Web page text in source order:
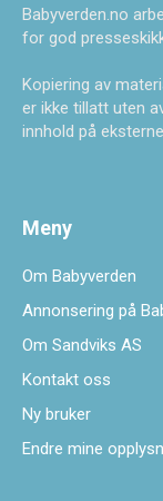
Babyverden.no
for god
Kopiering av
er ikke tillatt uten
innhold på
Meny
Om Babyverden
Annonsering på
Om Sandviks AS
Kontakt oss
Ny bruker
Endre mine